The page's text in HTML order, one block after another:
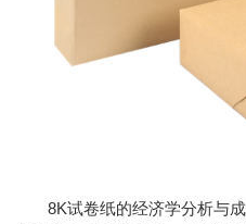
8K试卷纸的经济学分析与